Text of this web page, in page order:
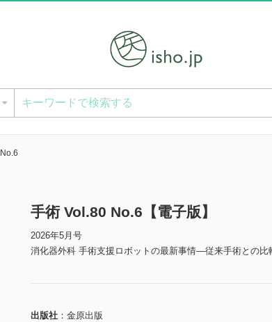
手術 Vol.80 No.6【電子版】
2026年5月号
消化器外科 手術支援ロボットの最新事情―従来手術との比
出版社
金原出版